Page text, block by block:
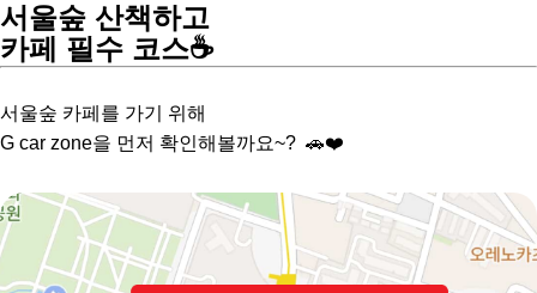
서울숲 산책하고
카페 필수 코스☕️
서울숲 카페를 가기 위해
G car zone을 먼저 확인해볼까요~? 🚗❤️